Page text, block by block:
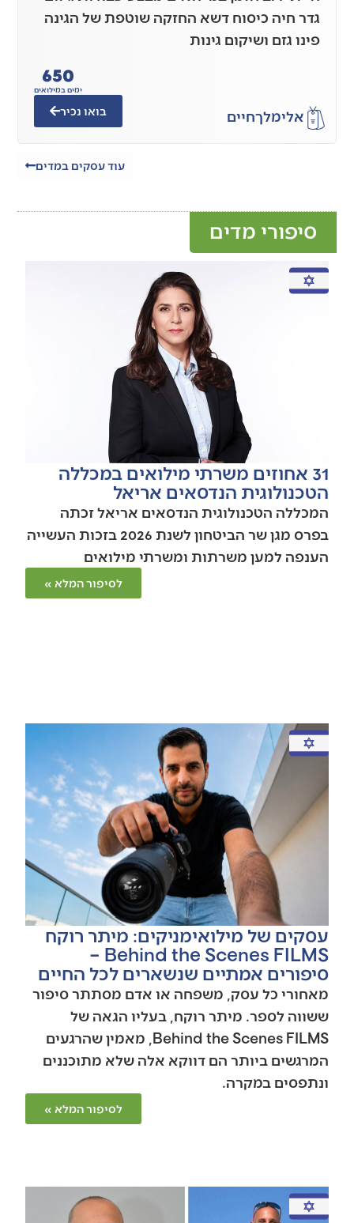
גדר חיה כיסוח דשא החזקה שוטפת של הגינה
פינו גזם ושיקום גינות
אלימלךחיים
ימים במילואים
650
בואו נכיר
עוד עסקים במדים
סיפורי מדים
31 אחוזים משרתי מילואים במכללה
הטכנולוגית הנדסאים אריאל
המכללה הטכנולוגית הנדסאים אריאל זכתה
בפרס מגן שר הביטחון לשנת 2026 בזכות העשייה
הענפה למען משרתות ומשרתי מילואים
לסיפור המלא »
עסקים של מילואימניקים: מיתר רוקח
Behind the Scenes FILMS –
סיפורים אמתיים שנשארים לכל החיים
מאחורי כל עסק, משפחה או אדם מסתתר סיפור
ששווה לספר. מיתר רוקח, בעליו הגאה של
Behind the Scenes FILMS, מאמין שהרגעים
המרגשים ביותר הם דווקא אלה שלא מתוכננים
ונתפסים במקרה.
לסיפור המלא »